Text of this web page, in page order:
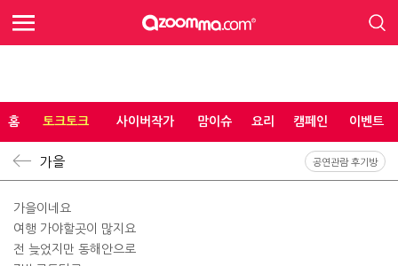
홈 토크토크 사이버작가 맘이슈 요리 캠페인 이벤트
가을 공연관람 후기방
가을이네요
여행 가야할곳이 많지요
전 늦었지만 동해안으로